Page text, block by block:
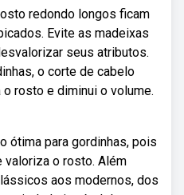
redondo longos ficam
Evite as madeixas
seus atributos.
o corte de cabelo
rosto e diminui o volume.
ótima para gordinhas, pois
valoriza o rosto. Além
aos modernos, dos